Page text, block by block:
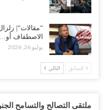
“مقالات“|
الاصطفاف أو…
يوليو 26, 2026
السابق التالي
ملتقى التصالح والتسامح